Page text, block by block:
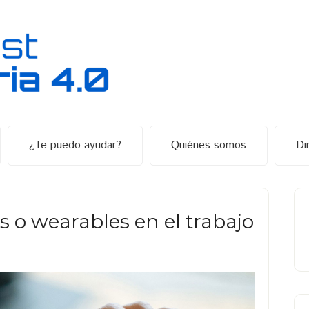
¿Te puedo ayudar? Quiénes somos
o wearables en el trabajo